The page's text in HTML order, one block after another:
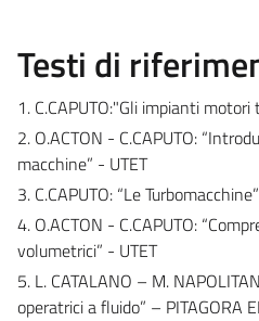
Testi di
1. C.CAPUTO:"Gli impianti
2. O.ACTON - C.CAPUTO:
macchine” - UTET
3. C.CAPUTO: “Le
4. O.ACTON - C.CAPUTO:
volumetrici” - UTET
5. L. CATALANO – M.
operatrici a fluido” – PITAGORA